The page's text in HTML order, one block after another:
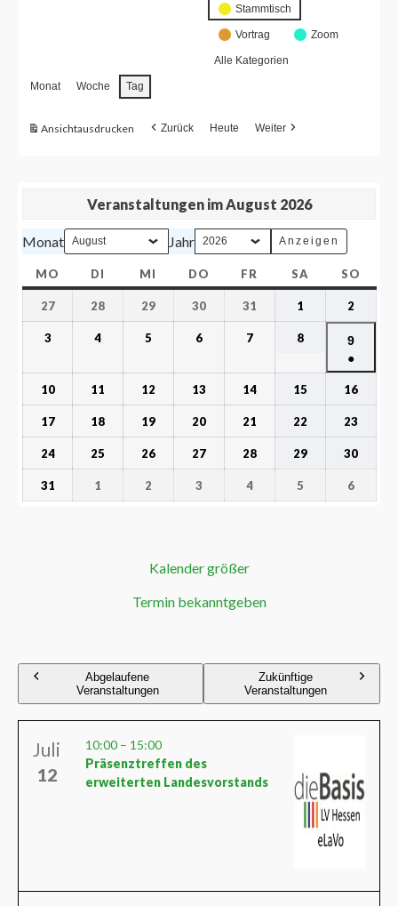
Stammtisch
Vortrag Zoom
Alle Kategorien
Monat Woche Tag
Ansichtausdrucken Zurück Heute Weiter
Veranstaltungen im August 2026
Monat Jahr
MO DI MI DO FR SA SO
27 28 29 30 31 1 2
3 4 5 6 7 8
9
●
10 11 12 13 14 15 16
17 18 19 20 21 22 23
24 25 26 27 28 29 30
31 1 2 3 4 5 6
Kalender größer
Termin bekanntgeben
Abgelaufene
Veranstaltungen
Zukünftige
Veranstaltungen
Juli
12
10:00 – 15:00
Präsenztreffen des
erweiterten Landesvorstands